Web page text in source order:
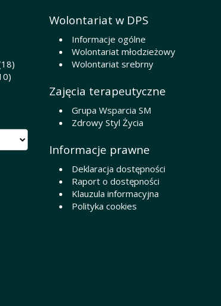
Wolontariat w DPS
Informacje ogólne
Wolontariat młodzieżowy
Wolontariat srebrny
Zajęcia terapeutyczne
Grupa Wsparcia SM
Zdrowy Styl Życia
Informacje prawne
Deklaracja dostępności
Raport o dostępności
Klauzula informacyjna
Polityka cookies